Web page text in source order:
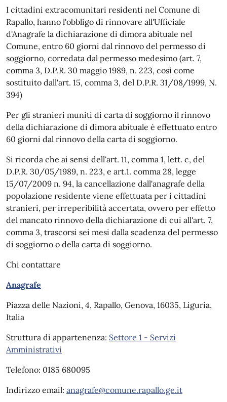
I cittadini extracomunitari residenti nel Comune di
Rapallo, hanno l'obbligo di rinnovare all'Ufficiale
d'Anagrafe la dichiarazione di dimora abituale nel
Comune, entro 60 giorni dal rinnovo del permesso di
soggiorno, corredata dal permesso medesimo (art. 7,
comma 3, D.P.R. 30 maggio 1989, n. 223, così come
sostituito dall'art. 15, comma 3, del D.P.R. 31/08/1999, N.
394)
Per gli stranieri muniti di carta di soggiorno il rinnovo
della dichiarazione di dimora abituale è effettuato entro
60 giorni dal rinnovo della carta di soggiorno.
Si ricorda che ai sensi dell'art. 11, comma 1, lett. c, del
D.P.R. 30/05/1989, n. 223, e art.1. comma 28, legge
15/07/2009 n. 94, la cancellazione dall'anagrafe della
popolazione residente viene effettuata per i cittadini
stranieri, per irreperibilità accertata, ovvero per effetto
del mancato rinnovo della dichiarazione di cui all'art. 7,
comma 3, trascorsi sei mesi dalla scadenza del permesso
di soggiorno o della carta di soggiorno.
Chi contattare
Anagrafe
Piazza delle Nazioni, 4, Rapallo, Genova, 16035, Liguria,
Italia
Struttura di appartenenza: Settore 1 - Servizi
Amministrativi
Telefono: 0185 680095
Indirizzo email: anagrafe@comune.rapallo.ge.it